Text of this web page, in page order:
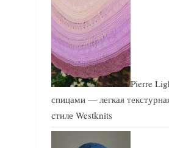
Pierre
спицами — легкая
стиле Westknits